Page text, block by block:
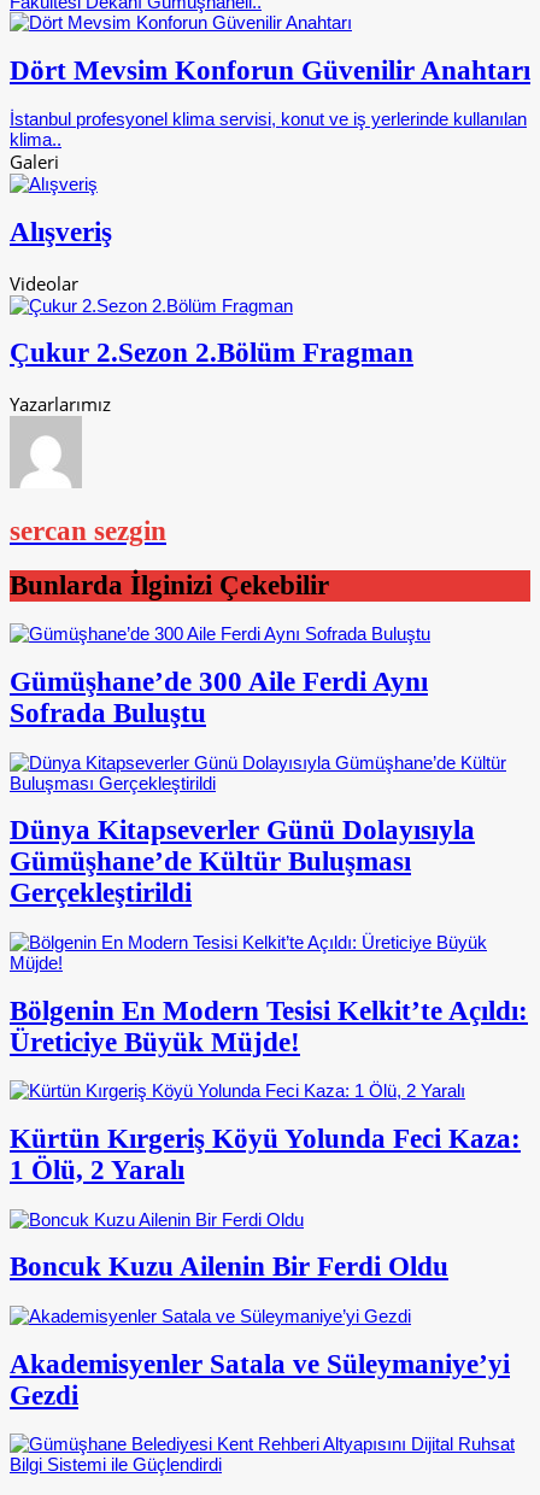
Dört Mevsim Konforun Güvenilir Anahtarı
İstanbul profesyonel klima servisi, konut ve iş yerlerinde kullanılan
klima..
Galeri
Alışveriş
Videolar
Çukur 2.Sezon 2.Bölüm Fragman
Yazarlarımız
sercan sezgin
Bunlarda İlginizi Çekebilir
Gümüşhane’de 300 Aile Ferdi Aynı
Sofrada Buluştu
Dünya Kitapseverler Günü Dolayısıyla
Gümüşhane’de Kültür Buluşması
Gerçekleştirildi
Bölgenin En Modern Tesisi Kelkit’te Açıldı:
Üreticiye Büyük Müjde!
Kürtün Kırgeriş Köyü Yolunda Feci Kaza:
1 Ölü, 2 Yaralı
Boncuk Kuzu Ailenin Bir Ferdi Oldu
Akademisyenler Satala ve Süleymaniye’yi
Gezdi